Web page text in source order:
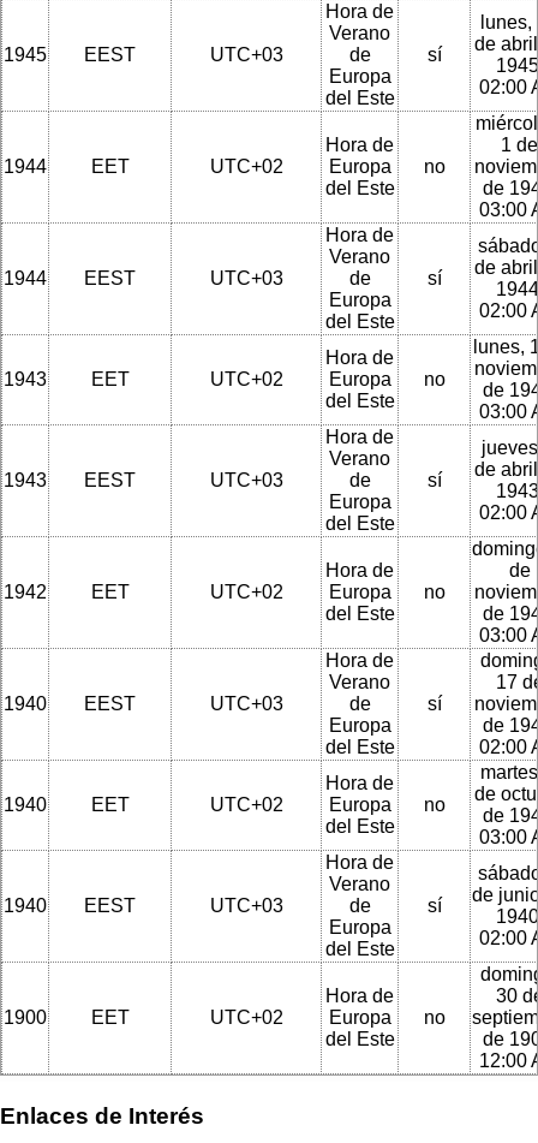
1945 EEST UTC+03
Hora de
Verano
de
Europa
del Este
sí
lunes,
de
02:00
1944 EET UTC+02
Hora de
Europa
del Este
no
1 de
de
03:00
1944 EEST UTC+03
Hora de
Verano
de
Europa
del Este
sí
de
02:00
1943 EET UTC+02
Hora de
Europa
del Este
no
lunes,
de
03:00
1943 EEST UTC+03
Hora de
Verano
de
Europa
del Este
sí
de
02:00
1942 EET UTC+02
Hora de
Europa
del Este
no
de
de
03:00
1940 EEST UTC+03
Hora de
Verano
de
Europa
del Este
sí
17
de
02:00
1940 EET UTC+02
Hora de
Europa
del Este
no
de
de
03:00
1940 EEST UTC+03
Hora de
Verano
de
Europa
del Este
sí
de
02:00
1900 EET UTC+02
Hora de
Europa
del Este
no
30
de
12:00
Enlaces de Interés